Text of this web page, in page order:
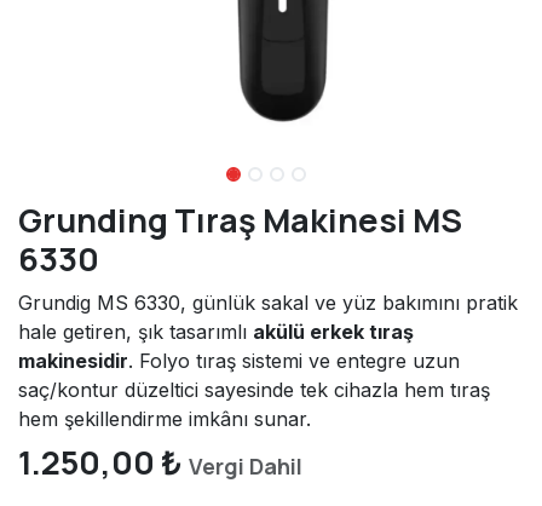
Grunding Tıraş Makinesi MS
6330
Grundig MS 6330, günlük sakal ve yüz bakımını pratik
hale getiren, şık tasarımlı akülü erkek tıraş
makinesidir. Folyo tıraş sistemi ve entegre uzun
saç/kontur düzeltici sayesinde tek cihazla hem tıraş
hem şekillendirme imkânı sunar.
1.250,00 ₺ Vergi Dahil